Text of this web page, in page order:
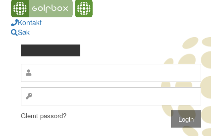
Kontakt
Søk
Glemt passord?